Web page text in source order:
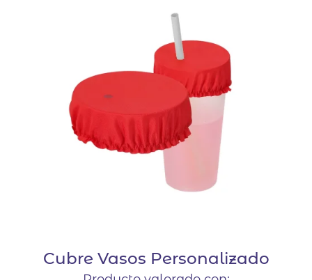
Cubre Vasos Personalizado